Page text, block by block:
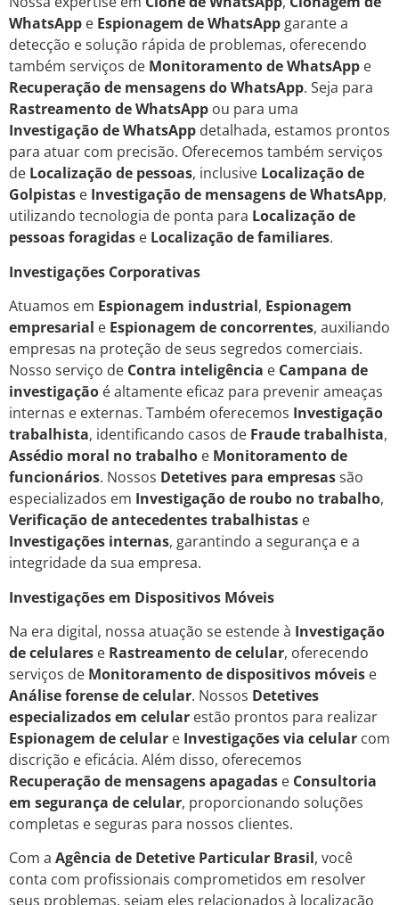
WhatsApp e Espionagem de WhatsAppgarante a
detecção e solução rápida de problemas, oferecendo
também serviços de Monitoramento de WhatsApp e
Recuperação de mensagens do WhatsApp. Seja para
Rastreamento de WhatsApp ou para uma
Investigação de WhatsApp detalhada, estamos prontos
para atuar com precisão. Oferecemos também serviços
de Localização de pessoas, inclusive Localização de
Golpistas e Investigação de mensagens de WhatsApp,
utilizando tecnologia de ponta para Localização de
pessoas foragidas e Localização de familiares.
Investigações Corporativas
Atuamos em Espionagem industrial, Espionagem
empresarial e Espionagem de concorrentes, auxiliando
empresas na proteção de seus segredos comerciais.
Nosso serviço de Contra inteligência e Campana de
investigação é altamente eficaz para prevenir ameaças
internas e externas. Também oferecemos Investigação
trabalhista, identificando casos de Fraude trabalhista,
Assédio moral no trabalho e Monitoramento de
funcionários. Nossos Detetives para empresassão
especializados em Investigação de roubo no trabalho,
Verificação de antecedentes trabalhistas e
Investigações internas, garantindo a segurança e a
integridade da sua empresa.
Investigações em Dispositivos Móveis
Na era digital, nossa atuação se estende à Investigação
de celulares e Rastreamento de celular, oferecendo
serviços de Monitoramento de dispositivos móveis e
Análise forense de celular. Nossos Detetives
especializados em celular estão prontos para realizar
Espionagem de celular e Investigações via celular com
discrição e eficácia. Além disso, oferecemos
Recuperação de mensagens apagadas e Consultoria
em segurança de celular, proporcionando soluções
completas e seguras para nossos clientes.
Com a Agência de Detetive Particular Brasil, você
conta com profissionais comprometidos em resolver
seus problemas, sejam eles relacionados à localização